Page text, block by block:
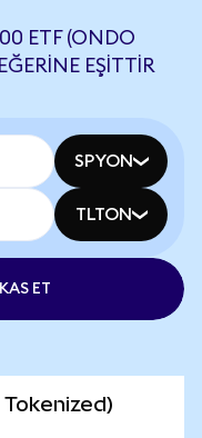
ETF (ONDO
EŞITTIR
SPYON
TLTON
ET
Tokenized)